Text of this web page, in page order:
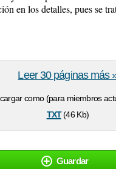
en los detalles, pues se
como (para miembros
txt(46 Kb)
Leer 30 páginas más
Guardar